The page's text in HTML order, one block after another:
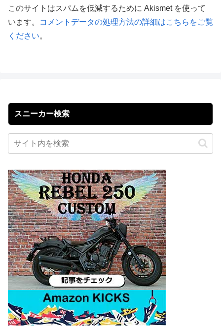
このサイトはスパムを低減するために Akismet を使って
います。
コメントデータの処理方法の詳細はこちらをご覧
ください。
スニーカー検索